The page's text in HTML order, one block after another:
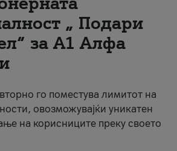
„ Подари
за А1 Алфа
го поместува лимитот на
овозможувајќи уникатен
на корисниците преку своето